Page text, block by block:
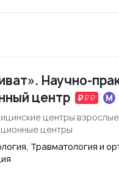
Научно-
центр
центры
центры
Травматология и